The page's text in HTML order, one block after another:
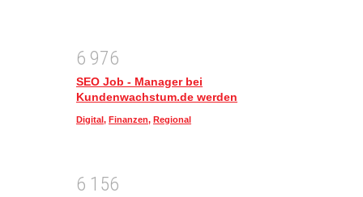
6 976
SEO Job - Manager bei
Kundenwachstum.de werden
Digital, Finanzen, Regional
6 1 56